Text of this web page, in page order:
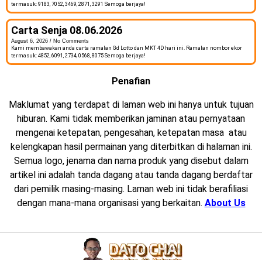
termasuk: 9183, 7052, 3469, 2871, 3291 Semoga berjaya!
Carta Senja 08.06.2026
August 6, 2026
No Comments
Kami membawakan anda carta ramalan Gd Lotto dan MKT 4D hari ini. Ramalan nombor ekor
termasuk: 4852, 6091, 2734, 0568, 8075 Semoga berjaya!
Penafian
Maklumat yang terdapat di laman web ini hanya untuk tujuan
hiburan. Kami tidak memberikan jaminan atau pernyataan
mengenai ketepatan, pengesahan, ketepatan masa atau
kelengkapan hasil permainan yang diterbitkan di halaman ini.
Semua logo, jenama dan nama produk yang disebut dalam
artikel ini adalah tanda dagang atau tanda dagang berdaftar
dari pemilik masing-masing. Laman web ini tidak berafiliasi
dengan mana-mana organisasi yang berkaitan. About Us